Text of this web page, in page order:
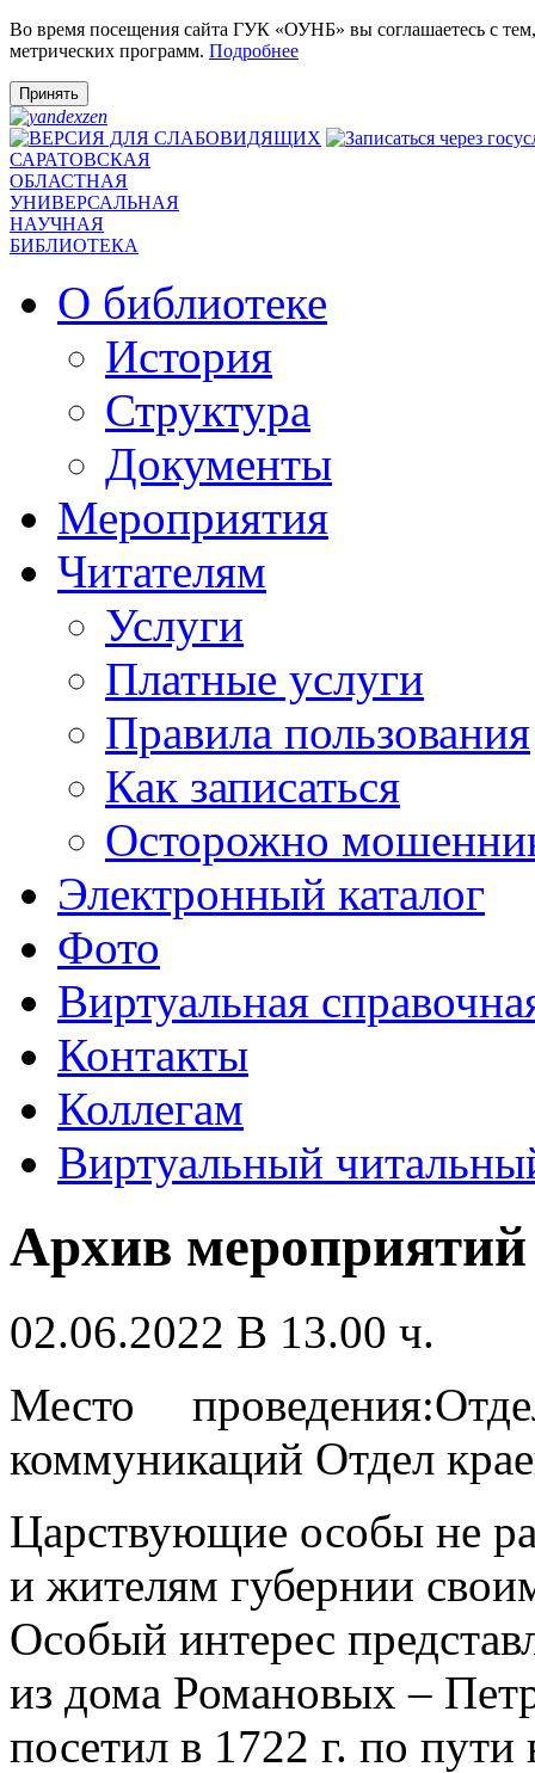
Во время посещения сайта ГУК «ОУНБ» вы соглашаетесь с
метрических программ. Подробнее
Принять
САРАТОВСКАЯ
ОБЛАСТНАЯ
УНИВЕРСАЛЬНАЯ
НАУЧНАЯ
БИБЛИОТЕКА
О библиотеке
История
Структура
Документы
Мероприятия
Читателям
Услуги
Платные услуги
Правила пользования
Как записаться
Осторожно
Электронный каталог
Фото
Виртуальная
Контакты
Коллегам
Виртуальный
Архив мероприятий
02.06.2022 В 13.00 ч.
Место
коммуникаций Отдел
Царствующие особы не
и жителям губернии
Особый интерес
из дома Романовых –
посетил в 1722 г. по